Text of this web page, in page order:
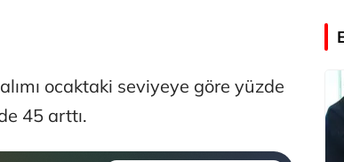
ocaktaki seviyeye göre yüzde
45 arttı.